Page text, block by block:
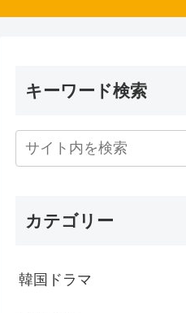
キーワード検索
カテゴリー
韓国ドラマ